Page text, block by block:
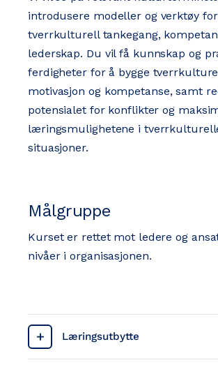
introdusere modeller og verktøy
tverrkulturell tankegang,
lederskap. Du vil få kunnskap og
ferdigheter for å bygge
motivasjon og kompetanse, samt
potensialet for konflikter og
læringsmulighetene i
situasjoner.
Målgruppe
Kurset er rettet mot ledere og
nivåer i organisasjonen.
Læringsutbytte